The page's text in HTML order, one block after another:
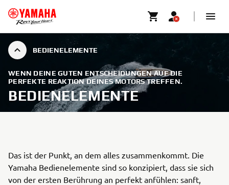
BEDIENELEMENTE
WENN DEINE GUTEN ENTSCHEIDUNGEN AUF DIE
PERFEKTE REAKTION DEINES MOTORS TREFFEN.
BEDIENELEMENTE
Das ist der Punkt, an dem alles zusammenkommt. Die
Yamaha Bedienelemente sind so konzipiert, dass sie sich
von der ersten Berührung an perfekt anfühlen: sanft,